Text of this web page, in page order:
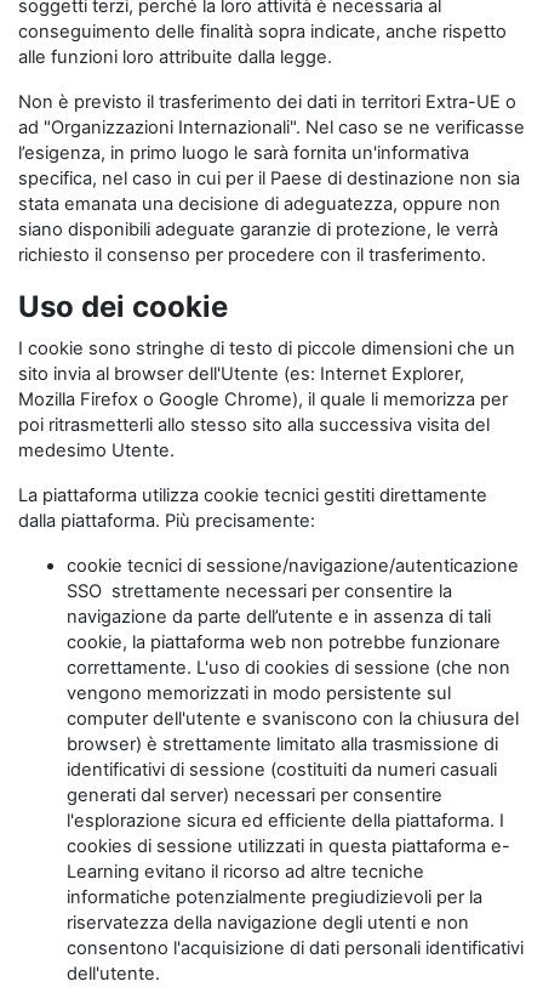
soggetti terzi, perché la loro attività è necessaria al
conseguimento delle finalità sopra indicate, anche rispetto
alle funzioni loro attribuite dalla legge.
Non è previsto il trasferimento dei dati in territori Extra-UE o
ad "Organizzazioni Internazionali". Nel caso se ne verificasse
l’esigenza, in primo luogo le sarà fornita un'informativa
specifica, nel caso in cui per il Paese di destinazione non sia
stata emanata una decisione di adeguatezza, oppure non
siano disponibili adeguate garanzie di protezione, le verrà
richiesto il consenso per procedere con il trasferimento.
Uso dei cookie
I cookie sono stringhe di testo di piccole dimensioni che un
sito invia al browser dell'Utente (es: Internet Explorer,
Mozilla Firefox o Google Chrome), il quale li memorizza per
poi ritrasmetterli allo stesso sito alla successiva visita del
medesimo Utente.
La piattaforma utilizza cookie tecnici gestiti direttamente
dalla piattaforma. Più precisamente:
cookie tecnici di sessione/navigazione/autenticazione
SSO strettamente necessari per consentire la
navigazione da parte dell’utente e in assenza di tali
cookie, la piattaforma web non potrebbe funzionare
correttamente. L'uso di cookies di sessione (che non
vengono memorizzati in modo persistente sul
computer dell'utente e svaniscono con la chiusura del
browser) è strettamente limitato alla trasmissione di
identificativi di sessione (costituiti da numeri casuali
generati dal server) necessari per consentire
l'esplorazione sicura ed efficiente della piattaforma. I
cookies di sessione utilizzati in questa piattaforma e-
Learning evitano il ricorso ad altre tecniche
informatiche potenzialmente pregiudizievoli per la
riservatezza della navigazione degli utenti e non
consentono l'acquisizione di dati personali identificativi
dell'utente.